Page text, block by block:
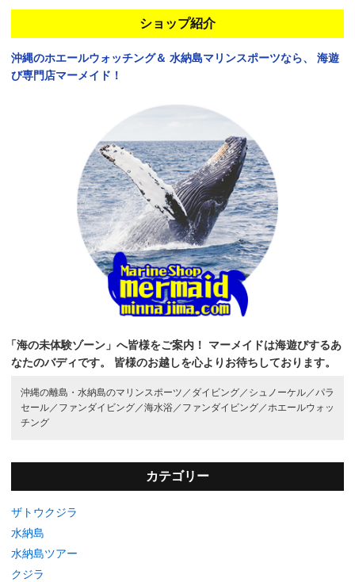
ショップ紹介
沖縄のホエールウォッチング＆ 水納島マリンスポーツなら、
海遊
び専門店マーメイド！
「海の未体験ゾーン」へ皆様をご案内！
マーメイドは海遊びするあ
なたのバディです。
皆様のお越しを心よりお待ちしております。
沖縄の離島・水納島のマリンスポーツ／ ダイビング／ シュノーケル／パラ
セール／ ファンダイビング／海水浴／ ファンダイビング／ホエールウォッ
チング
カテゴリー
ザトウクジラ
水納島
水納島ツアー
クジラ